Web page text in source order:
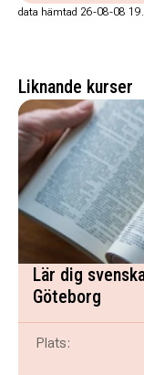
data hämtad 26-08-08
Liknande kurser
Lär dig
Göteborg
Plats: